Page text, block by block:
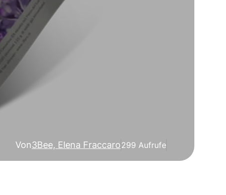
Von3Bee, Elena Fraccaro299 Aufrufe